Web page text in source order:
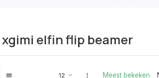
elfin flip beamer
Meest bekeken